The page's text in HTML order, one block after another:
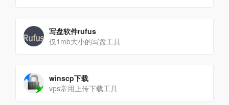
写盘软件rufus
仅1mb大小的写盘工具
winscp下载
vps常用上传下载工具